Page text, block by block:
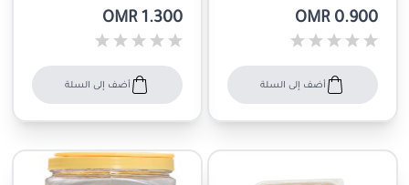
OMR 0.900
أضف إلى السلة
OMR 1.300
أضف إلى السلة